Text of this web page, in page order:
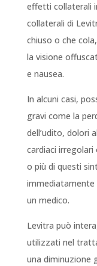
effetti collaterali
collaterali di
chiuso o che
la visione
e nausea.
In alcuni casi,
gravi come la
dell’udito, dolori
cardiaci irregolari
o più di questi
immediatamente
un medico.
Levitra può
utilizzati nel
una diminuzione